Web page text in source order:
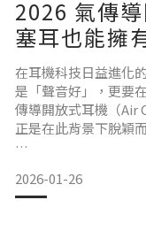
2026 氣傳
塞耳也能擁
在耳機科技日益進化
是「聲音好」，更要
傳導開放式耳機（Air
正是在此背景下脫穎
提供媲美音響的聽覺
標準及熱門推薦。什
2026-01-26